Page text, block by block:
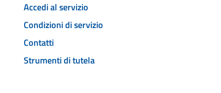
Accedi al servizio
Condizioni di servizio
Contatti
Strumenti di tutela